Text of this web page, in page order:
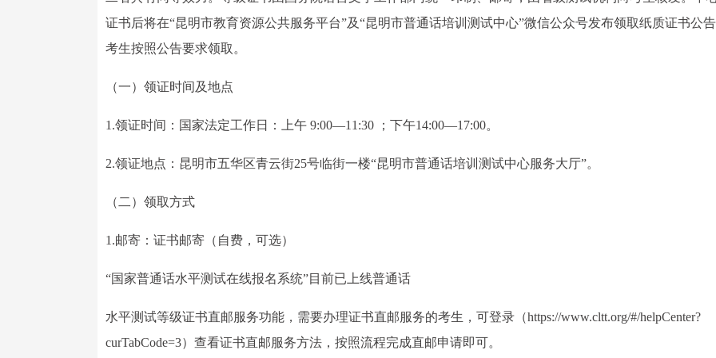
证书后将在“昆明市教育资源公共服务平台”及“昆明市普通话培训测试中心”微信公众号发布领取纸质证书公
考生按照公告要求领取。
（一）领证时间及地点
1.领证时间：国家法定工作日：上午 9:00—11:30 ；下午14:00—17:00。
2.领证地点：昆明市五华区青云街25号临街一楼“昆明市普通话培训测试中心服务大厅”。
（二）领取方式
1.邮寄：证书邮寄（自费，可选）
“国家普通话水平测试在线报名系统”目前已上线普通话
水平测试等级证书直邮服务功能，需要办理证书直邮服务的考生，可登录（https://www.cltt.org/#/helpCenter?
curTabCode=3）查看证书直邮服务方法，按照流程完成直邮申请即可。